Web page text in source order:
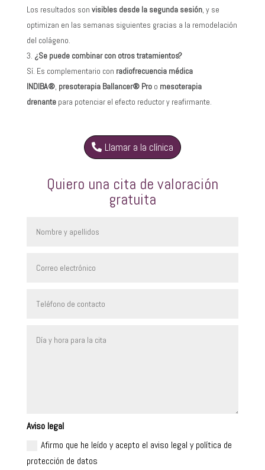
Los resultados son visibles desde la segunda sesión, y se
optimizan en las semanas siguientes gracias a la remodelación
del colágeno.
¿Se puede combinar con otros tratamientos?
Sí. Es complementario con radiofrecuencia médica
INDIBA®, presoterapia Ballancer® Proo mesoterapia
drenantepara potenciar el efecto reductor y reafirmante.
Llamar a la clínica
Quiero una cita de valoración
gratuita
Aviso legal
Afirmo que he leído y acepto el aviso legal y política de
protección de datos